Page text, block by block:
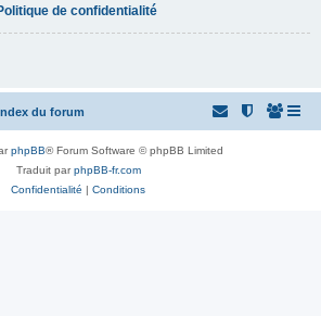
de confidentialité
du forum
phpBB® Forum Software © phpBB Limited
Traduit parphpBB-fr.com
Confidentialité | Conditions